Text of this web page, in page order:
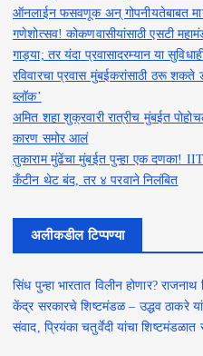
ऑनलाईन फसवणूक अन् गोपनीयतेबाबत
गणेशोत्सव! कोकणवासीयांसाठी एसटी
गाड्या; तर यंदा प्रवासादरम्यान या
रविवारचा प्रवास मुंबईकरांसाठी ठरू शकते
ब्लॉक’
अमित शहा शुक्रवारी रात्रीच मुंबईत
कारण समोर आलं
तुकाराम मुंढेंचा मुंबईत पुन्हा एक दणका!
कँटीन थेट बंद, तर ४ परवाने निलंबित
अलीकडील टिप्पण्या
सिंध पुन्हा भारतात विलीन होणार? राजनाथ
केंद्र सरकारचे शिष्टमंडळ – उद्धव ठाकरे
संवाद, प्रियंका चतुर्वेदी यांचा शिष्टमंडळात